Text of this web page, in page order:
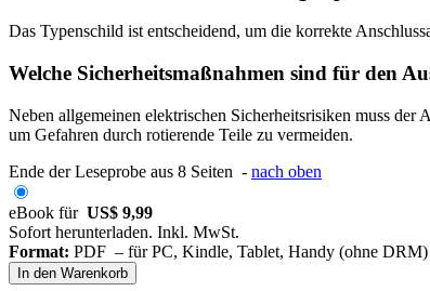
Das Typenschild ist entscheidend, um die korrekte
Welche Sicherheitsmaßnahmen sind für den
Neben allgemeinen elektrischen Sicherheitsrisiken muss der
um Gefahren durch rotierende Teile zu vermeiden.
Ende der Leseprobe aus 8 Seiten - nach oben
eBook für US$ 9,99
Sofort herunterladen. Inkl. MwSt.
Format: PDF – für PC, Kindle, Tablet, Handy (ohne DRM)
In den Warenkorb